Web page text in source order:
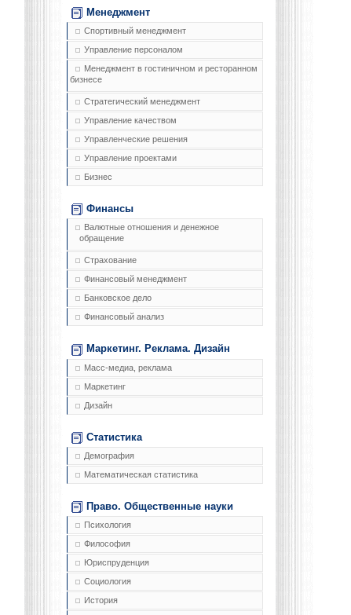
Менеджмент
Спортивный менеджмент
Управление персоналом
Менеджмент в гостиничном и ресторанном
бизнесе
Стратегический менеджмент
Управление качеством
Управленческие решения
Управление проектами
Бизнес
Финансы
Валютные отношения и денежное
обращение
Страхование
Финансовый менеджмент
Банковское дело
Финансовый анализ
Маркетинг. Реклама. Дизайн
Масс-медиа, реклама
Маркетинг
Дизайн
Статистика
Демография
Математическая статистика
Право. Общественные науки
Психология
Философия
Юриспруденция
Социология
История